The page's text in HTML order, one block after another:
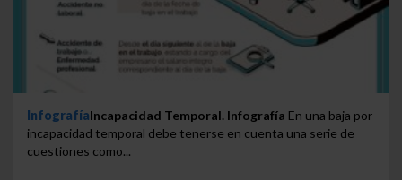
InfografíaIncapacidad Temporal. Infografía En una baja por
incapacidad temporal debe tenerse en cuenta una serie de
cuestiones como...